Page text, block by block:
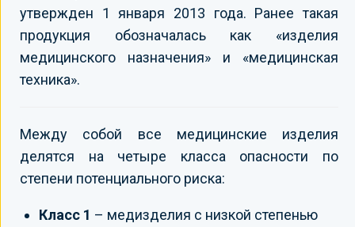
утвержден 1 января 2013 года. Ранее такая
продукция обозначалась как «изделия
медицинского назначения» и «медицинская
техника».
Между собой все медицинские изделия
делятся на четыре класса опасности по
степени потенциального риска:
Класс 1 – медизделия с низкой степенью